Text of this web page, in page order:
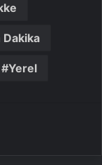
Dakika
Yerel